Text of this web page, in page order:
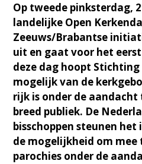
Op tweede pinksterdag,
landelijke Open
Zeeuws/Brabantse
uit en gaat voor het
deze dag hoopt Stichting
mogelijk van de
rijk is onder de aandacht
breed publiek. De
bisschoppen steunen
de mogelijkheid om mee
parochies onder de